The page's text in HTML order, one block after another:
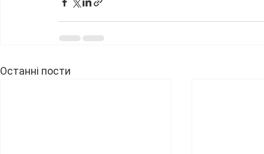
Останні пости